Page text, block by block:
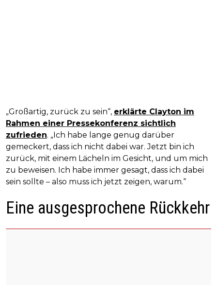
„Großartig, zurück zu sein“, erklärte Clayton im
Rahmen einer Pressekonferenz sichtlich
zufrieden. „Ich habe lange genug darüber
gemeckert, dass ich nicht dabei war. Jetzt bin ich
zurück, mit einem Lächeln im Gesicht, und um mich
zu beweisen. Ich habe immer gesagt, dass ich dabei
sein sollte – also muss ich jetzt zeigen, warum.“
Eine ausgesprochene Rückkehr